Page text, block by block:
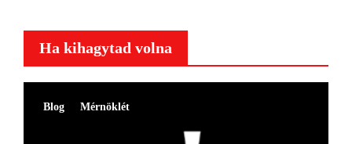
Ha kihagytad volna
Blog Mérnöklét